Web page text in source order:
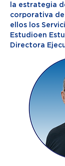
la estrategia
corporativa
ellos los
Estudioen
Directora